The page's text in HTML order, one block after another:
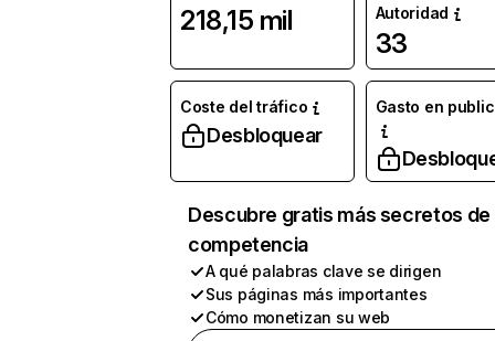
218,15 mil
Autoridad
33
Coste del tráfico
Desbloquear
Gasto en
Descubre gratis más secretos de
competencia
A qué palabras clave se dirigen
Sus páginas más importantes
Cómo monetizan su web